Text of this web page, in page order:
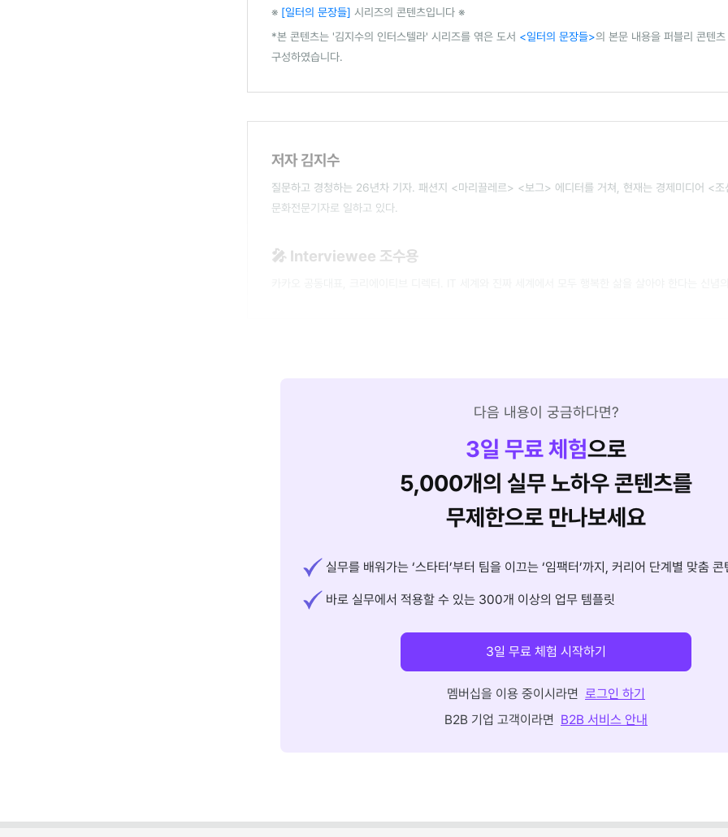
※ [일터의 문장들] 시리즈의 콘텐츠입니다 ※
*본 콘텐츠는 '김지수의 인터스텔라' 시리즈를 엮은 도서 <일터의 문장들>의 본문 내용을 퍼블리 콘텐
구성하였습니다.
저자 김지수
질문하고 경청하는 26년차 기자. 패션지 <마리끌레르> <보그> 에디터를 거쳐, 현재는 경제미디어 <조
문화전문기자로 일하고 있다.
🎤 Interviewee 조수용
다음 내용이 궁금하다면?
3일 무료 체험으로
5,000개의 실무 노하우 콘텐츠를
무제한으로 만나보세요
실무를 배워가는 ‘스타터’부터 팀을 이끄는 ‘임팩터’까지, 커리어 단계별 맞춤 콘
바로 실무에서 적용할 수 있는 300개 이상의 업무 템플릿
3일 무료 체험 시작하기
멤버십을 이용 중이시라면 로그인 하기
B2B 기업 고객이라면 B2B 서비스 안내